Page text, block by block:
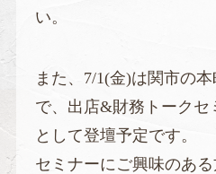
い。
また、7/1(金)は関市の
で、出店&財務トークセ
として登壇予定です。
セミナーにご興味のあ